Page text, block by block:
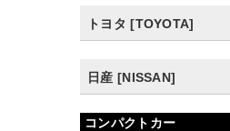
トヨタ [TOYOTA]
日産 [NISSAN]
コンパクトカー